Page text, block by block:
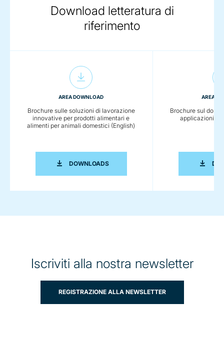
Download letteratura di
riferimento
AREA DOWNLOAD
Brochure sulle soluzioni di lavorazione
innovative per prodotti alimentari e
alimenti per animali domestici (English)
DOWNLOADSBROCHURE SULLE SOLUZIONI DI
AREA
Brochure sul
applicazioni
Iscriviti alla nostra newsletter
REGISTRAZIONE ALLA NEWSLETTER